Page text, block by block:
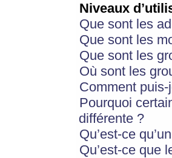
Niveaux
Que sont les
Que sont les
Que sont les
Où sont les
Comment
Pourquoi
différente ?
Qu’est-ce
Qu’est-ce que